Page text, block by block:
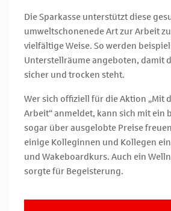
Die Sparkasse unterstützt diese
umweltschonenede Art zur Arbeit
vielfältige Weise. So werden
Unterstellräume angeboten, damit
sicher und trocken steht.
Wer sich offiziell für die Aktion „Mit
Arbeit“ anmeldet, kann sich mit ein
sogar über ausgelobte Preise
einige Kolleginnen und Kollegen
und Wakeboardkurs. Auch ein
sorgte für Begeisterung.